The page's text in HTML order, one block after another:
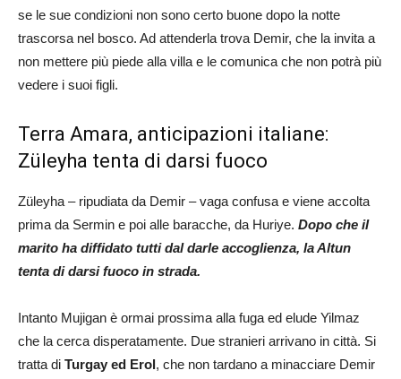
se le sue condizioni non sono certo buone dopo la notte
trascorsa nel bosco. Ad attenderla trova Demir, che la invita a
non mettere più piede alla villa e le comunica che non potrà più
vedere i suoi figli.
Terra Amara, anticipazioni italiane:
Züleyha tenta di darsi fuoco
Züleyha – ripudiata da Demir – vaga confusa e viene accolta
prima da Sermin e poi alle baracche, da Huriye. Dopo che il
marito ha diffidato tutti dal darle accoglienza, la Altun
tenta di darsi fuoco in strada.
Intanto Mujigan è ormai prossima alla fuga ed elude Yilmaz
che la cerca disperatamente. Due stranieri arrivano in città. Si
tratta di Turgay ed Erol, che non tardano a minacciare Demir